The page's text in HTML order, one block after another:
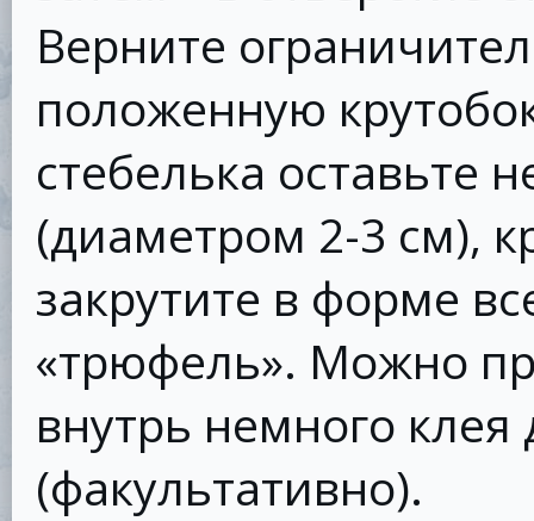
Верните
положенную
стебелька оставьте
(диаметром 2-3 см),
закрутите в форме
«трюфель». Можно
внутрь немного
(факультативно).